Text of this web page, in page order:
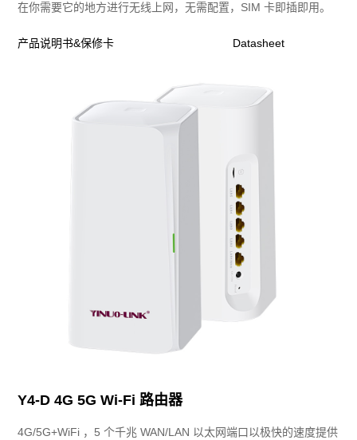
在你需要它的地方进行无线上网，无需配置，SIM 卡即插即用。
产品说明书&保修卡 Datasheet
Y4-D 4G 5G Wi-Fi 路由器
4G/5G+WiFi ，5 个千兆 WAN/LAN 以太网端口以极快的速度提供